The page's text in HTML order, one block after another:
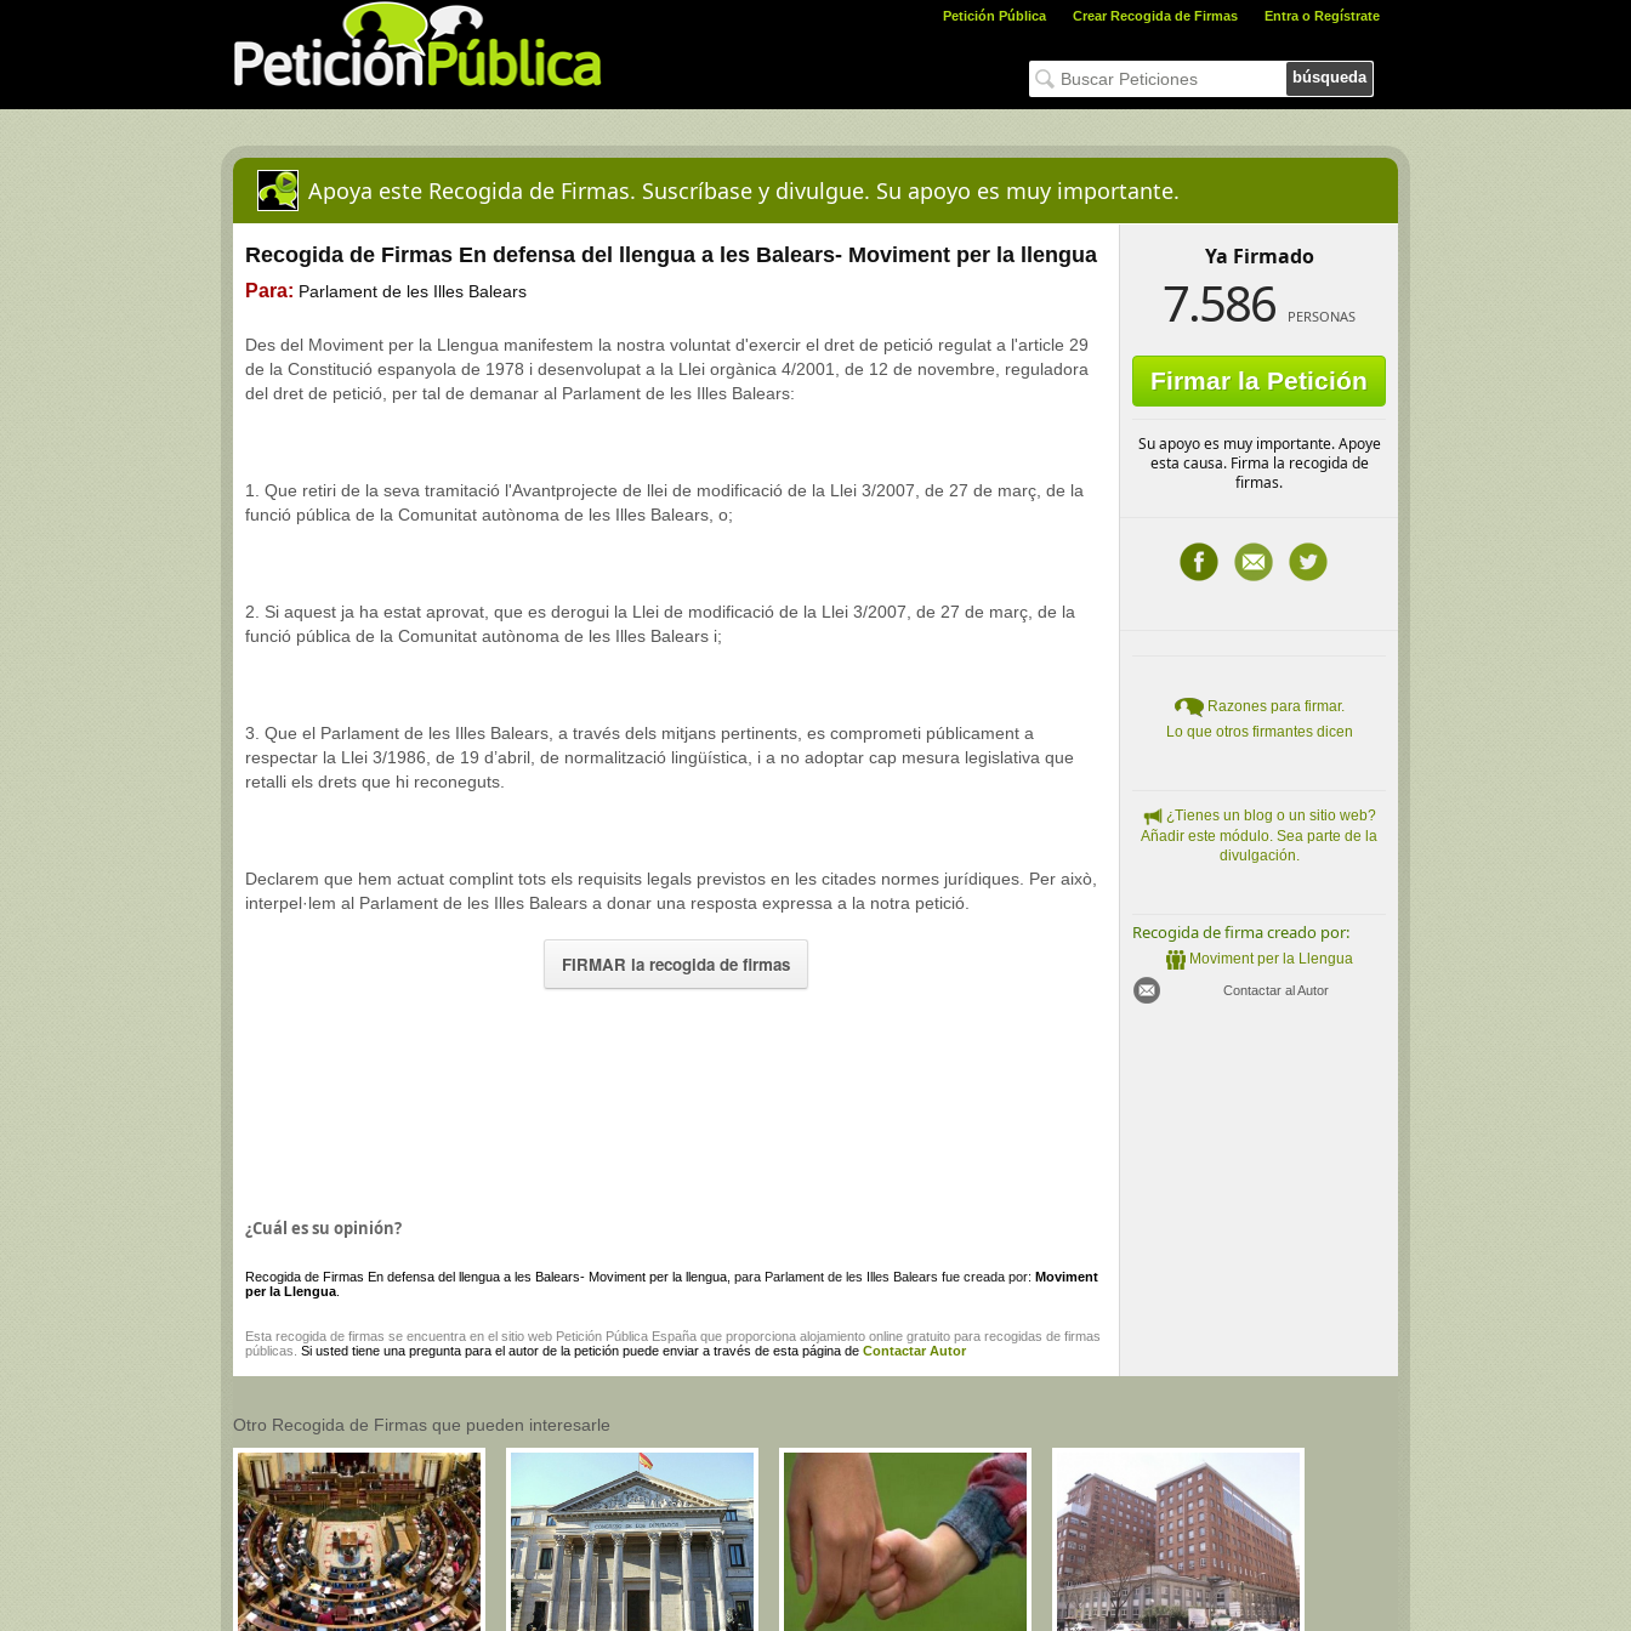
Petición Pública Crear Recogida de Firmas Entra o Regístrate
búsqueda
Apoya este Recogida de Firmas. Suscríbase y divulgue. Su apoyo es muy importante.
Recogida de Firmas En defensa del llengua a les Balears- Moviment per la llengua
Para: Parlament de les Illes Balears
Des del Moviment per la Llengua manifestem la nostra voluntat d'exercir el dret de petició regulat a l'article 29
de la Constitució espanyola de 1978 i desenvolupat a la Llei orgànica 4/2001, de 12 de novembre, reguladora
del dret de petició, per tal de demanar al Parlament de les Illes Balears:
1. Que retiri de la seva tramitació l'Avantprojecte de llei de modificació de la Llei 3/2007, de 27 de març, de la
funció pública de la Comunitat autònoma de les Illes Balears, o;
2. Si aquest ja ha estat aprovat, que es derogui la Llei de modificació de la Llei 3/2007, de 27 de març, de la
funció pública de la Comunitat autònoma de les Illes Balears i;
3. Que el Parlament de les Illes Balears, a través dels mitjans pertinents, es comprometi públicament a
respectar la Llei 3/1986, de 19 d’abril, de normalització lingüística, i a no adoptar cap mesura legislativa que
retalli els drets que hi reconeguts.
Declarem que hem actuat complint tots els requisits legals previstos en les citades normes jurídiques. Per això,
interpel·lem al Parlament de les Illes Balears a donar una resposta expressa a la notra petició.
FIRMAR la recogida de firmas
¿Cuál es su opinión?
Recogida de Firmas En defensa del llengua a les Balears- Moviment per la llengua , para Parlament de les Illes Balears fue creada por: Moviment
per la Llengua
Esta recogida de firmas se encuentra en el sitio web Petición Pública España que proporciona alojamiento online gratuito para recogidas de firmas
públicas. Si usted tiene una pregunta para el autor de la petición puede enviar a través de esta página de Contactar Autor
Ya Firmado
7.586 PERSONAS
Firmar la Petición
Su apoyo es muy importante. Apoye
esta causa. Firma la recogida de
firmas.
Razones para firmar.
Lo que otros firmantes dicen
¿Tienes un blog o un sitio web?
Añadir este módulo. Sea parte de la
divulgación.
Recogida de firma creado por:
Moviment per la Llengua
Contactar al Autor
Otro Recogida de Firmas que pueden interesarle